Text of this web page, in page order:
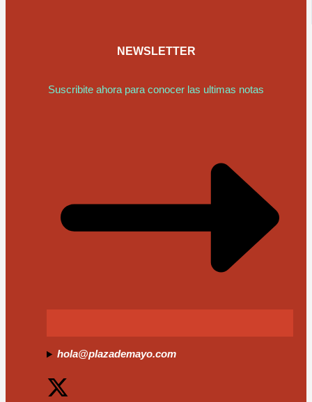
NEWSLETTER
Suscribite ahora para conocer las ultimas notas
hola@plazademayo.com